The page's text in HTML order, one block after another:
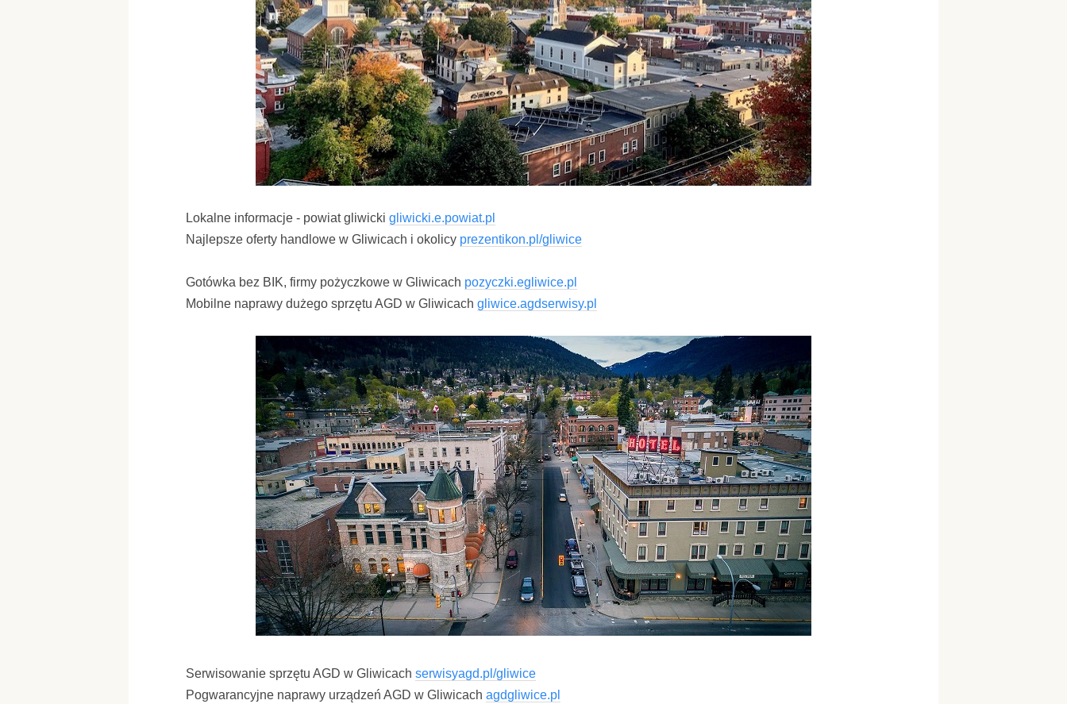
Lokalne informacje - powiat gliwicki gliwicki.e.powiat.pl
Najlepsze oferty handlowe w Gliwicach i okolicy prezentikon.pl/gliwice
Gotówka bez BIK, firmy pożyczkowe w Gliwicach pozyczki.egliwice.pl
Mobilne naprawy dużego sprzętu AGD w Gliwicach gliwice.agdserwisy.pl
Serwisowanie sprzętu AGD w Gliwicach serwisyagd.pl/gliwice
Pogwarancyjne naprawy urządzeń AGD w Gliwicach agdgliwice.pl